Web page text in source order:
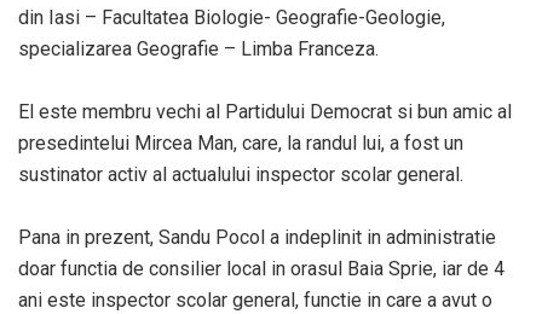
din Iasi – Facultatea Biologie- Geografie-Geologie,
specializarea Geografie – Limba Franceza.
El este membru vechi al Partidului Democrat si bun amic al
presedintelui Mircea Man, care, la randul lui, a fost un
sustinator activ al actualului inspector scolar general.
Pana in prezent, Sandu Pocol a indeplinit in administratie
doar functia de consilier local in orasul Baia Sprie, iar de 4
ani este inspector scolar general, functie in care a avut o